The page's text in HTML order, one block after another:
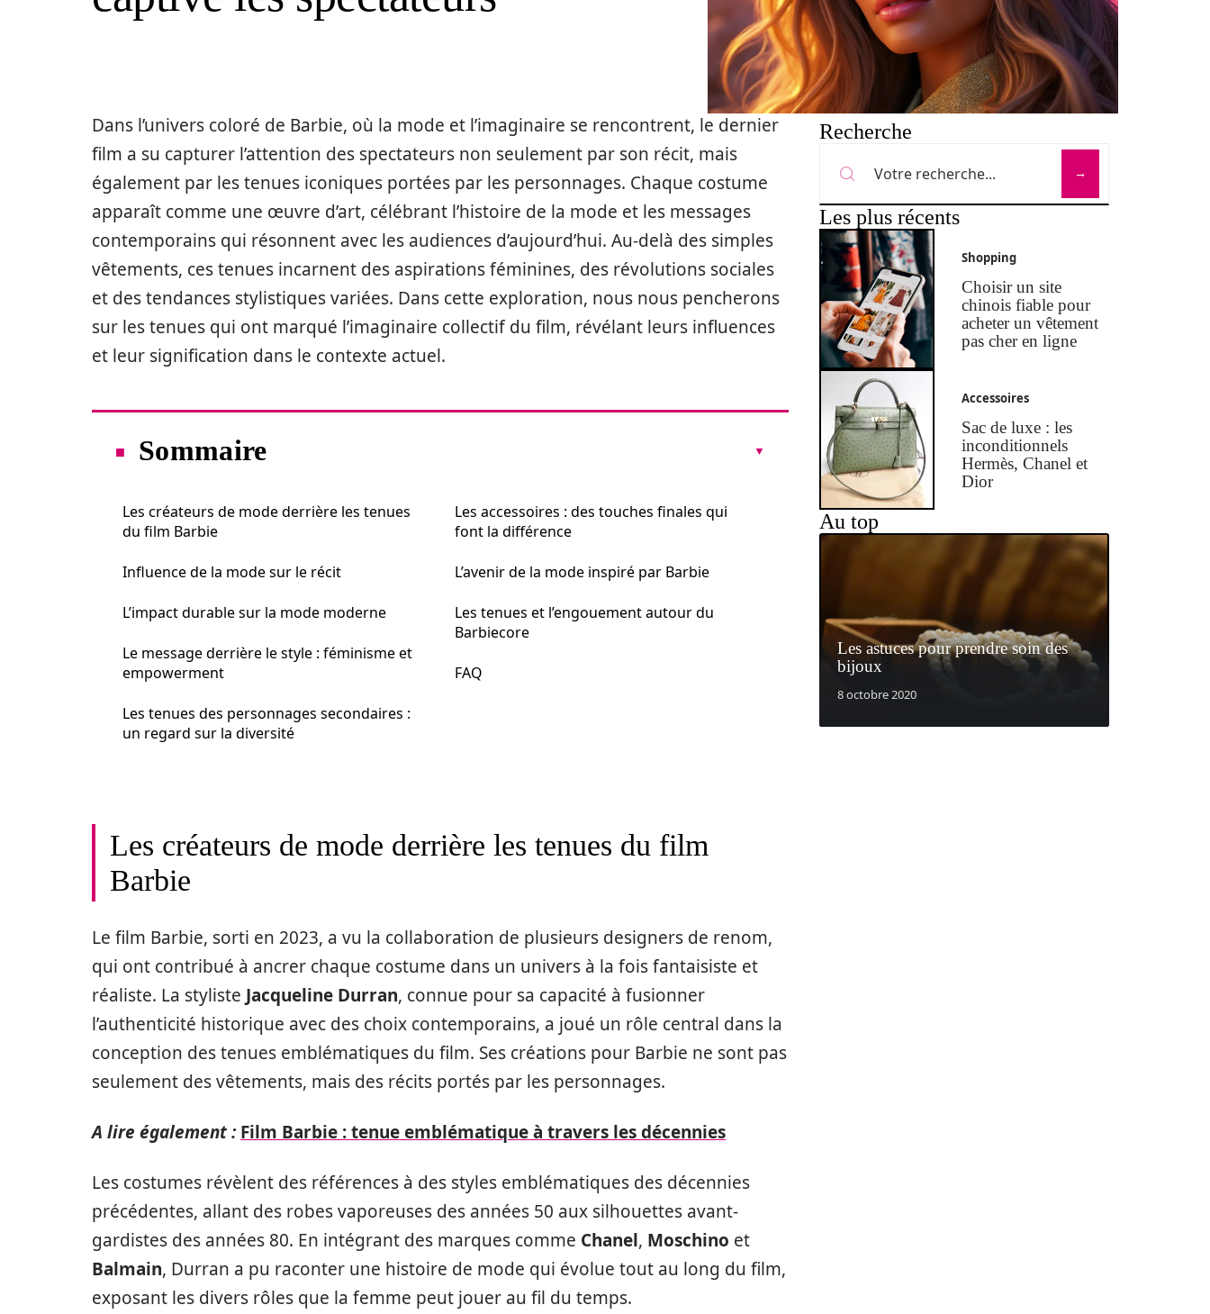
Dans l’univers coloré de Barbie, où la mode et l’imaginaire se rencontrent, le dernier
film a su capturer l’attention des spectateurs non seulement par son récit, mais
également par les tenues iconiques portées par les personnages. Chaque costume
apparaît comme une œuvre d’art, célébrant l’histoire de la mode et les messages
contemporains qui résonnent avec les audiences d’aujourd’hui. Au-delà des simples
vêtements, ces tenues incarnent des aspirations féminines, des révolutions sociales
et des tendances stylistiques variées. Dans cette exploration, nous nous pencherons
sur les tenues qui ont marqué l’imaginaire collectif du film, révélant leurs influences
et leur signification dans le contexte actuel.
Sommaire
Les créateurs de mode derrière les tenues
du film Barbie
Influence de la mode sur le récit
L’impact durable sur la mode moderne
Le message derrière le style : féminisme et
empowerment
Les tenues des personnages secondaires :
un regard sur la diversité
Les accessoires : des touches finales qui
font la différence
L’avenir de la mode inspiré par Barbie
Les tenues et l’engouement autour du
Barbiecore
FAQ
Les créateurs de mode derrière les tenues du film
Barbie
Le film Barbie, sorti en 2023, a vu la collaboration de plusieurs designers de renom,
qui ont contribué à ancrer chaque costume dans un univers à la fois fantaisiste et
réaliste. La styliste Jacqueline Durran, connue pour sa capacité à fusionner
l’authenticité historique avec des choix contemporains, a joué un rôle central dans la
conception des tenues emblématiques du film. Ses créations pour Barbie ne sont pas
seulement des vêtements, mais des récits portés par les personnages.
A lire également : Film Barbie : tenue emblématique à travers les décennies
Les costumes révèlent des références à des styles emblématiques des décennies
précédentes, allant des robes vaporeuses des années 50 aux silhouettes avant-
gardistes des années 80. En intégrant des marques comme Chanel, Moschino et
Balmain, Durran a pu raconter une histoire de mode qui évolue tout au long du film,
exposant les divers rôles que la femme peut jouer au fil du temps.
Recherche
Les plus récents
Shopping
Choisir un site
chinois fiable pour
acheter un vêtement
pas cher en ligne
Accessoires
Sac de luxe : les
inconditionnels
Hermès, Chanel et
Dior
Au top
Les astuces pour prendre soin des
bijoux
8 octobre 2020